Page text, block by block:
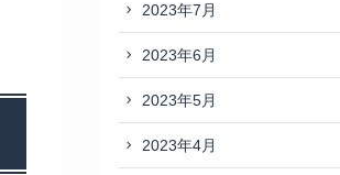
2023年7月
2023年6月
2023年5月
2023年4月